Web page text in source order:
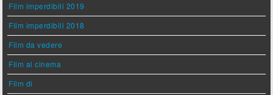
Film imperdibili 2019
Film imperdibili 2018
Film da vedere
Film al cinema
Film di